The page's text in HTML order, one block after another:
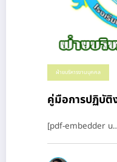
ฝ่ายบริหารงานบุคคล
คู่มือการปฏิบัติ
[pdf-embedder